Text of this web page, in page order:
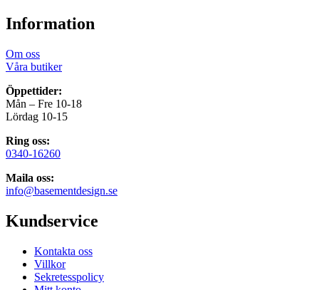
Information
Om oss
Våra butiker
Öppettider:
Mån – Fre 10-18
Lördag 10-15
Ring oss:
0340-16260
Maila oss:
info@basementdesign.se
Kundservice
Kontakta oss
Villkor
Sekretesspolicy